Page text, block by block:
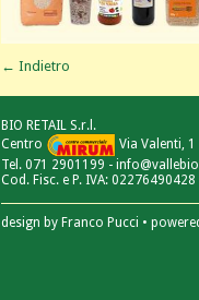
← Indietro
BIO RETAIL S.r.l.
Centro
Via Valenti,
Tel. 071 2901199 -
Cod. Fisc. e P. IVA: 02276490428
design by Franco Pucci •